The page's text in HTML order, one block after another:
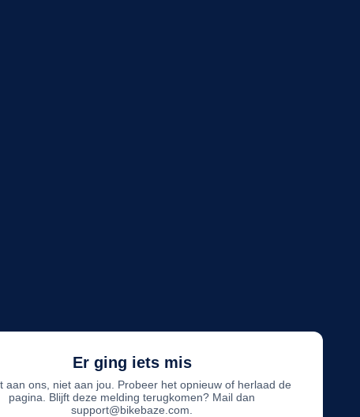
Er ging iets mis
aan ons, niet aan jou. Probeer het opnieuw of herlaad de
pagina. Blijft deze melding terugkomen? Mail dan
support@bikebaze.com.